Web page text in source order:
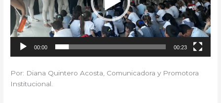
00:00 00:23
Por: Diana Quintero Acosta, Comunicadora y Promotora
Institucional.